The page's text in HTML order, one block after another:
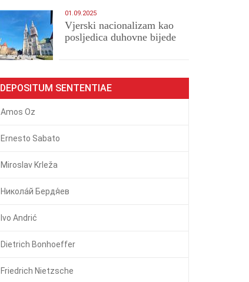
01.09.2025
​Vjerski nacionalizam kao
posljedica duhovne bijede
DEPOSITUM SENTENTIAE
Amos Oz
Ernesto Sabato
Miroslav Krleža
Никола́й Бердя́ев
Ivo Andrić
Dietrich Bonhoeffer
Friedrich Nietzsche